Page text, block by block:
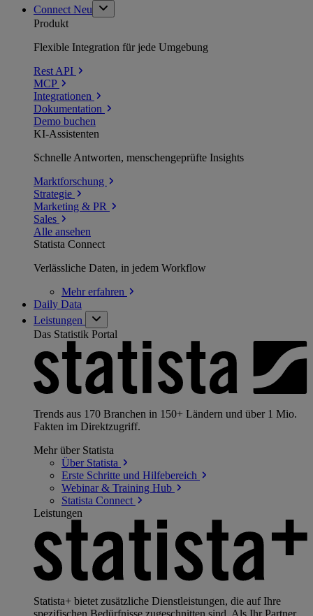
Connect Neu
Produkt
Flexible Integration für jede Umgebung
Rest API
MCP
Integrationen
Dokumentation
Demo buchen
KI-Assistenten
Schnelle Antworten, menschengeprüfte Insights
Marktforschung
Strategie
Marketing & PR
Sales
Alle ansehen
Statista Connect
Verlässliche Daten, in jedem Workflow
Mehrerfahren
Daily Data
Leistungen
Das Statistik Portal
Trends aus 170 Branchen in 150+ Ländern und über 1 Mio.
Fakten im Direktzugriff.
Mehr über Statista
Über Statista
Erste Schritte und Hilfebereich
Webinar & Training Hub
Statista Connect
Leistungen
Statista+ bietet zusätzliche Dienstleistungen, die auf Ihre
spezifischen Bedürfnisse zugeschnitten sind. Als Ihr Partner